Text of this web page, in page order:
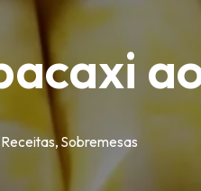
Receitas, Sobremesas